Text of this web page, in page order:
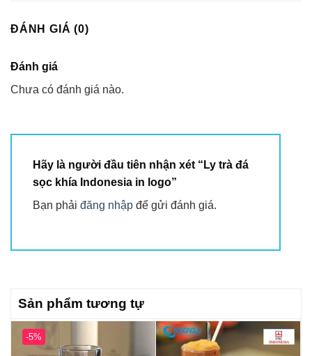
ĐÁNH GIÁ (0)
Đánh giá
Chưa có đánh giá nào.
Hãy là người đầu tiên nhận xét “Ly trà đá
sọc khía Indonesia in logo”
Bạn phải đăng nhập để gửi đánh giá.
Sản phẩm tương tự
-5%